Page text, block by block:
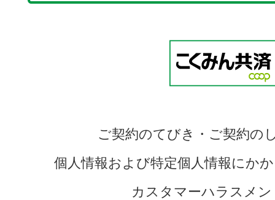
ご契約のてびき・ご契約の
個人情報および特定個人情報にか
カスタマーハラスメ